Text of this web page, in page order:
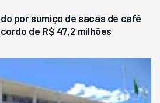
por sumiço de sacas de café
de R$ 47,2 milhões